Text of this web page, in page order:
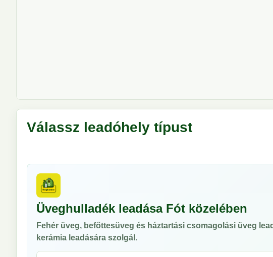
Válassz leadóhely típust
Üveghulladék leadása Fót közelében
Fehér üveg, befőttesüveg és háztartási csomagolási üveg
kerámia leadására szolgál.